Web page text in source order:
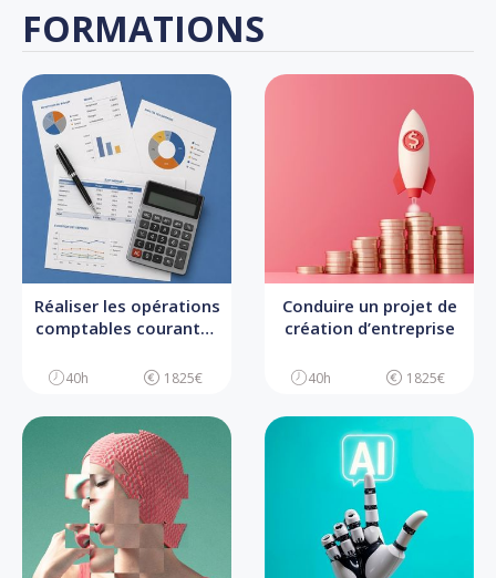
FORMATIONS
Réaliser les opérations
comptables courantes
40h 1825€
Conduire un projet de
création d’entreprise
40h 1825€